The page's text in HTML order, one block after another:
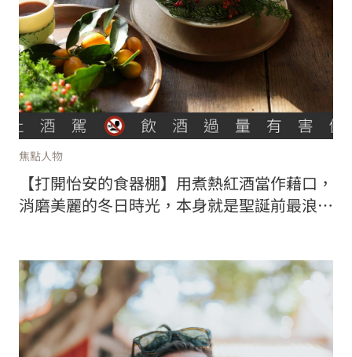
焦點人物
【打開怡安的食器棚】用煮熱紅酒當作藉口，
消磨美麗的冬日時光，本身就是聖誕前最浪漫